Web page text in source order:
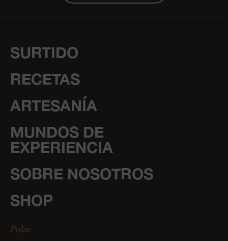
SURTIDO
RECETAS
ARTESANÍA
MUNDOS DE
EXPERIENCIA
SOBRE NOSOTROS
SHOP
Pulse